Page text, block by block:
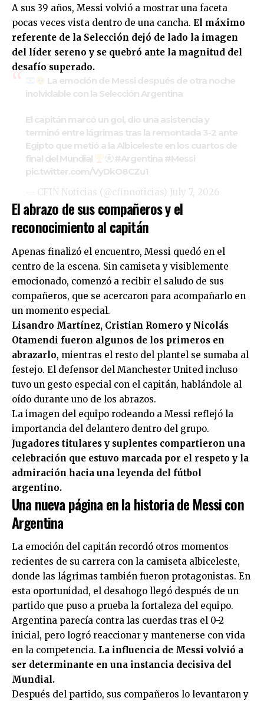
A sus 39 años, Messi volvió a mostrar una faceta
pocas veces vista dentro de una cancha. El máximo
referente de la Selección dejó de lado la imagen
del líder sereno y se quebró ante la magnitud del
desafío superado.
La emoción de Messi después de otra noche
inolvidable con la Selección Argentina
El capitán marcó un gol, dio una asistencia y
terminó entre lágrimas tras la remontada 3-2 ante
Egipto que metió a la Albiceleste en los cuartos de
final del Mundial
#Argentina #Messi
pic.twitter.com/VyDkO8CZu1
— CFIN Noticias (@cfinnoticias) July 7, 2026
El abrazo de sus compañeros y el
reconocimiento al capitán
Apenas finalizó el encuentro, Messi quedó en el
centro de la escena. Sin camiseta y visiblemente
emocionado, comenzó a recibir el saludo de sus
compañeros, que se acercaron para acompañarlo en
un momento especial.
Lisandro Martínez, Cristian Romero y Nicolás
Otamendi fueron algunos de los primeros en
abrazarlo, mientras el resto del plantel se sumaba al
festejo. El defensor del Manchester United incluso
tuvo un gesto especial con el capitán, hablándole al
oído durante uno de los abrazos.
La imagen del equipo rodeando a Messi reflejó la
importancia del delantero dentro del grupo.
Jugadores titulares y suplentes compartieron una
celebración que estuvo marcada por el respeto y la
admiración hacia una leyenda del fútbol
argentino.
Una nueva página en la historia de Messi con
Argentina
La emoción del capitán recordó otros momentos
recientes de su carrera con la camiseta albiceleste,
donde las lágrimas también fueron protagonistas. En
esta oportunidad, el desahogo llegó después de un
partido que puso a prueba la fortaleza del equipo.
Argentina parecía contra las cuerdas tras el 0-2
inicial, pero logró reaccionar y mantenerse con vida
en la competencia. La influencia de Messi volvió a
ser determinante en una instancia decisiva del
Mundial.
Después del partido, sus compañeros lo levantaron y